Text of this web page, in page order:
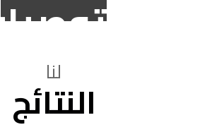
التوصيات
لنا
النتائج